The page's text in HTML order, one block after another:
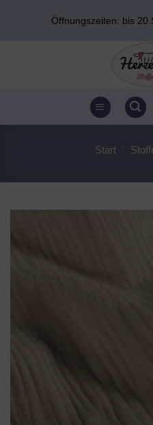
Öffnungszeiten: bis
Start